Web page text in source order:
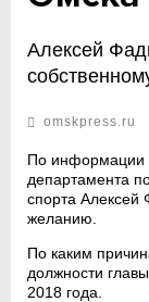
Алексей
omskpress.ru
По информации
департамента
спорта Алексей
желанию.
По каким
должности
2018 года.